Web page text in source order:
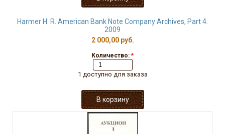
Harmer H. R. American Bank Note Company Archives, Part 4.
2009
2 000,00 руб.
Количество: *
1 доступно для заказа